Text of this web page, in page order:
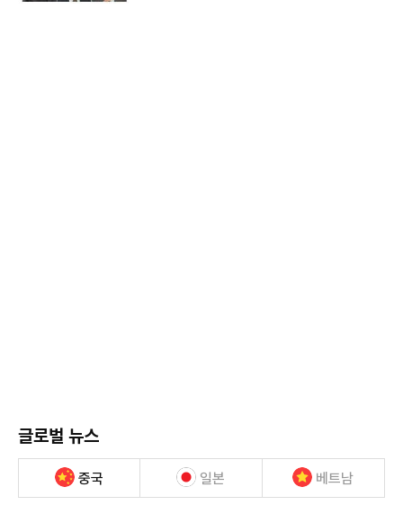
글로벌 뉴스
중국 일본 베트남